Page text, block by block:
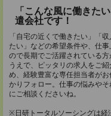
「こんな風に働きた
遣会社です！
「自宅の近くで働きたい」「
たい」などの希望条件や、仕
ので長期でご活躍されている
うえで、ピッタリの求人をご
め、経験豊富な専任担当者が
かりフォロー。仕事の悩みや
にご相談くださいね。
※日研トータルソーシングは経